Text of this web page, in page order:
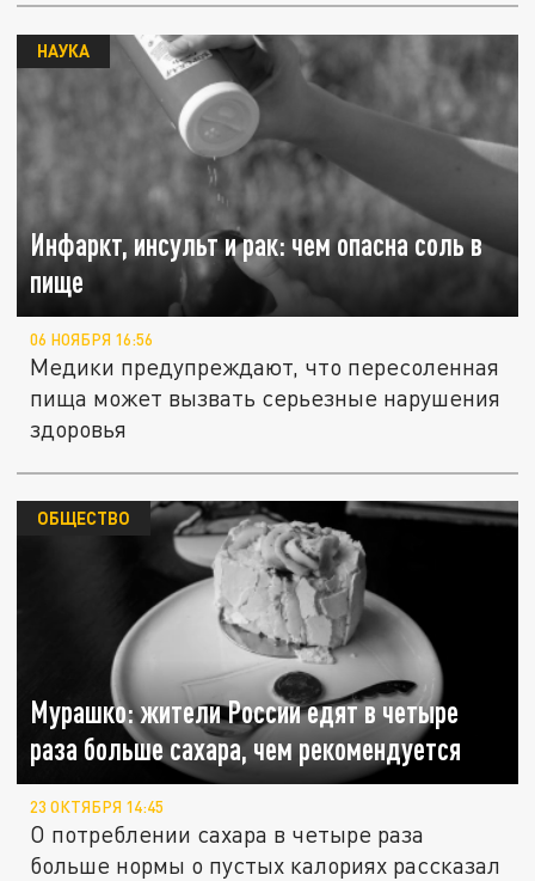
Инфаркт, инсульт и рак: чем опасна соль в
пище
НАУКА
06 НОЯБРЯ 16:56
Медики предупреждают, что пересоленная
пища может вызвать серьезные нарушения
здоровья
Мурашко: жители России едят в четыре
раза больше сахара, чем рекомендуется
ОБЩЕСТВО
23 ОКТЯБРЯ 14:45
О потреблении сахара в четыре раза
больше нормы о пустых калориях рассказал